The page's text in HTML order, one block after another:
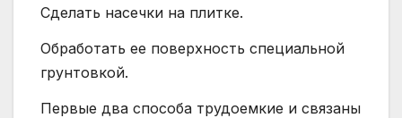
Сделать насечки на плитке.
Обработать ее поверхность специальной
грунтовкой.
Первые два способа трудоемкие и связаны